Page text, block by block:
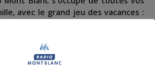
avec le grand jeu des vacances :
vous par jour, à 8h45 et 17h45 sur